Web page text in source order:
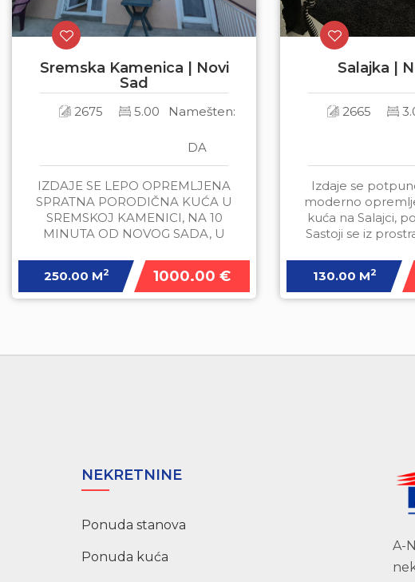
Sremska Kamenica | Novi
Sad
2675 5.00 Namešten:
DA
IZDAJE SE LEPO OPREMLJENA
SPRATNA PORODIČNA KUĆA U
SREMSKOJ KAMENICI, NA 10
MINUTA OD NOVOG SADA, U
KUĆA JE NA DVA SPRATA
250.00 M2 1000.00 €
Salajka |
2665
Izdaje se
moderno
kuća na Salajci,
Sastoji se iz
130.00 M2
NEKRETNINE
Ponuda stanova
Ponuda kuća
A-